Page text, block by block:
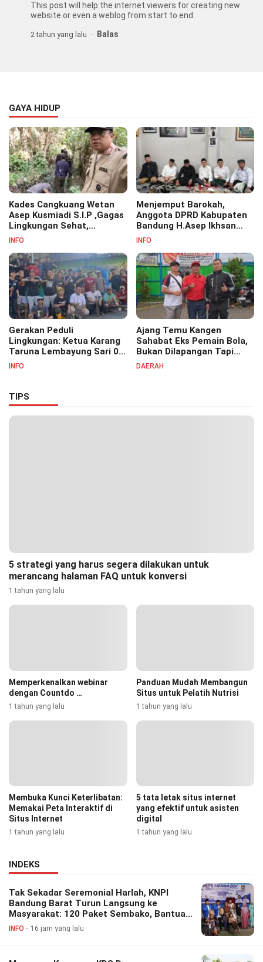
This post will help the internet viewers for creating new
website or even a weblog from start to end.
2 tahun yang lalu Balas
GAYA HIDUP
Kades Cangkuang Wetan
Asep Kusmiadi S.I.P ,Gagas
Lingkungan Sehat,
Bersihkan Saluran Air di RW
INFO
Menjemput Barokah,
Anggota DPRD Kabupaten
Bandung H.Asep Ikhsan
S.Pd.M.M Hadiri Haul Akbar
Pesantren Cipasung.
INFO
Gerakan Peduli
Lingkungan: Ketua Karang
Taruna Lembayung Sari 09
Irvan Permana Ajak
INFO
Ajang Temu Kangen
Sahabat Eks Pemain Bola,
Bukan Dilapangan Tapi
Ditongkrongan
DAERAH
TIPS
5 strategi yang harus segera dilakukan untuk
merancang halaman FAQ untuk konversi
1 tahun yang lalu
Memperkenalkan webinar
dengan Countdo …
1 tahun yang lalu
Panduan Mudah Membangun
Situs untuk Pelatih Nutrisi
1 tahun yang lalu
Membuka Kunci Keterlibatan:
Memakai Peta Interaktif di
Situs Internet
1 tahun yang lalu
5 tata letak situs internet
yang efektif untuk asisten
digital
1 tahun yang lalu
INDEKS
Tak Sekadar Seremonial Harlah, KNPI
Bandung Barat Turun Langsung ke
Masyarakat: 120 Paket Sembako, Bantuan
Disabilitas hingga Layanan Kesehatan
INFO 16 jam yang lalu